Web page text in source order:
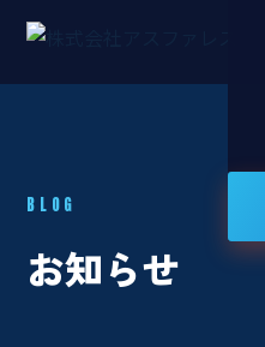
BLOG
お知らせ